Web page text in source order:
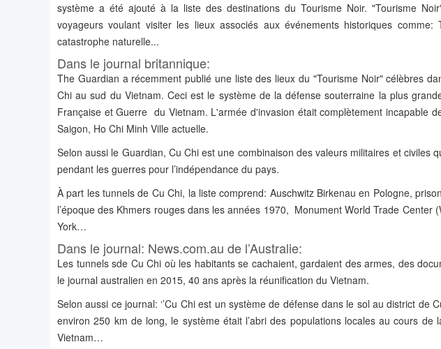
système a été ajouté à la liste des destinations du Tourisme Noir. "Tourisme
voyageurs voulant visiter les lieux associés aux événements historiques
catastrophe naturelle...
Dans le journal britannique:
The Guardian a récemment publié une liste des lieux du "Tourisme Noir" célèbres
Chi au sud du Vietnam. Ceci est le système de la défense souterraine la plus
Française et Guerre du Vietnam. L'armée d'invasion était complètement incapable
Saigon, Ho Chi Minh Ville actuelle.
Selon aussi le Guardian, Cu Chi est une combinaison des valeurs militaires et civiles
pendant les guerres pour l’indépendance du pays.
À part les tunnels de Cu Chi, la liste comprend: Auschwitz Birkenau en Pologne,
l’époque des Khmers rouges dans les années 1970, Monument World Trade Center
York…
Dans le journal: News.com.au de l’Australie:
Les tunnels sde Cu Chi où les habitants se cachaient, gardaient des armes, des
le journal australien en 2015, 40 ans après la réunification du Vietnam.
Selon aussi ce journal: ‘’Cu Chi est un système de défense dans le sol au district de
environ 250 km de long, le système était l’abri des populations locales au cours
Vietnam…